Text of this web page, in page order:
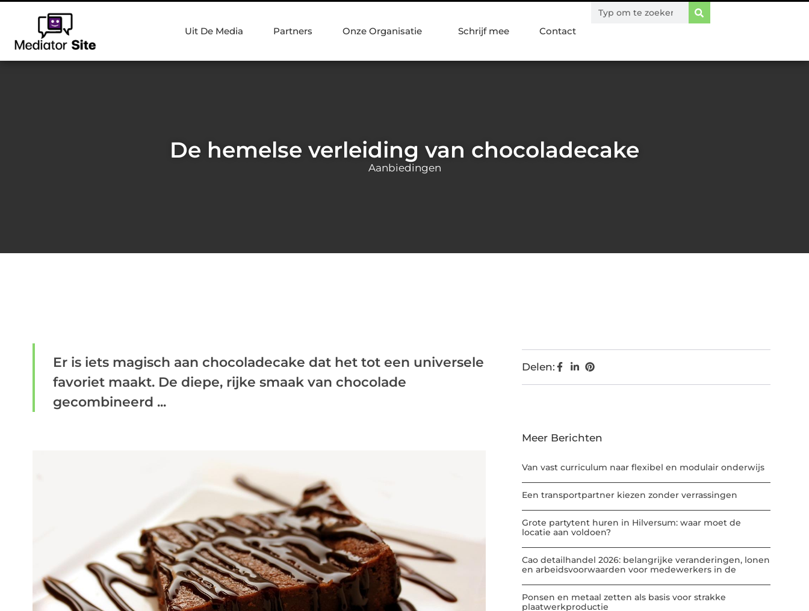
Uit De Media Partners Onze Organisatie Schrijf mee Contact
De hemelse verleiding van chocoladecake
Aanbiedingen
Er is iets magisch aan chocoladecake dat het tot een universele
favoriet maakt. De diepe, rijke smaak van chocolade
gecombineerd ...
Delen:
Meer Berichten
Van vast curriculum naar flexibel en modulair onderwijs
Een transportpartner kiezen zonder verrassingen
Grote partytent huren in Hilversum: waar moet de
locatie aan voldoen?
Cao detailhandel 2026: belangrijke veranderingen, lonen
en arbeidsvoorwaarden voor medewerkers in de
Ponsen en metaal zetten als basis voor strakke
plaatwerkproductie